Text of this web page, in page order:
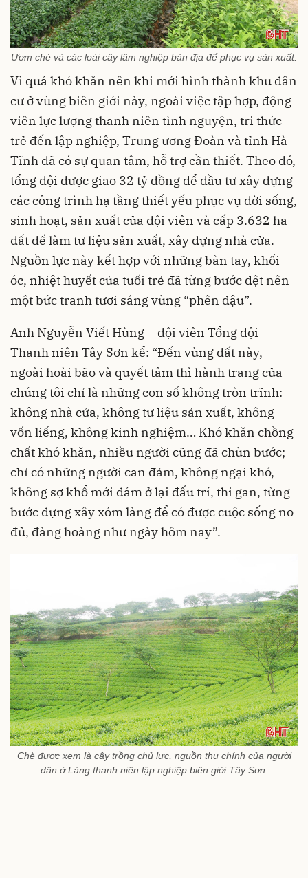
Ươm chè và các loài cây lâm nghiệp bản địa để phục vụ sản xuất.
Vì quá khó khăn nên khi mới hình thành khu dân
cư ở vùng biên giới này, ngoài việc tập hợp, động
viên lực lượng thanh niên tình nguyện, tri thức
trẻ đến lập nghiệp, Trung ương Đoàn và tỉnh Hà
Tĩnh đã có sự quan tâm, hỗ trợ cần thiết. Theo đó,
tổng đội được giao 32 tỷ đồng để đầu tư xây dựng
các công trình hạ tầng thiết yếu phục vụ đời sống,
sinh hoạt, sản xuất của đội viên và cấp 3.632 ha
đất để làm tư liệu sản xuất, xây dựng nhà cửa.
Nguồn lực này kết hợp với những bàn tay, khối
óc, nhiệt huyết của tuổi trẻ đã từng bước dệt nên
một bức tranh tươi sáng vùng “phên dậu”.
Anh Nguyễn Viết Hùng – đội viên Tổng đội
Thanh niên Tây Sơn kể: “Đến vùng đất này,
ngoài hoài bão và quyết tâm thì hành trang của
chúng tôi chỉ là những con số không tròn trĩnh:
không nhà cửa, không tư liệu sản xuất, không
vốn liếng, không kinh nghiệm… Khó khăn chồng
chất khó khăn, nhiều người cũng đã chùn bước;
chỉ có những người can đảm, không ngại khó,
không sợ khổ mới dám ở lại đấu trí, thi gan, từng
bước dựng xây xóm làng để có được cuộc sống no
đủ, đàng hoàng như ngày hôm nay”.
Chè được xem là cây trồng chủ lực, nguồn thu chính của người
dân ở Làng thanh niên lập nghiệp biên giới Tây Sơn.